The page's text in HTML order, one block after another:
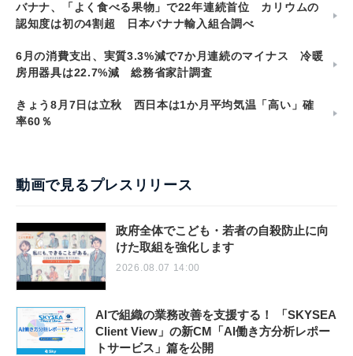
バナナ、「よく食べる果物」で22年連続首位 カリウムの
認知度は初の4割超 日本バナナ輸入組合調べ
6月の消費支出、実質3.3%減で7か月連続のマイナス 冷暖
房用器具は22.7%減 総務省家計調査
きょう8月7日は立秋 西日本は1か月平均気温「高い」確
率60％
動画で見るプレスリリース
政府全体でこども・若者の自殺防止に向
けた取組を強化します
2026.08.07 14:00
AIで組織の業務改善を支援する！ 「SKYSEA
Client View」の新CM「AI働き方分析レポー
トサービス」篇を公開